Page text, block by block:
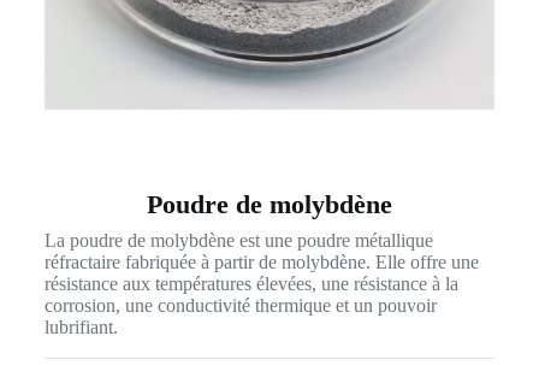
Poudre de molybdène
La poudre de molybdène est une poudre métallique
réfractaire fabriquée à partir de molybdène. Elle offre une
résistance aux températures élevées, une résistance à la
corrosion, une conductivité thermique et un pouvoir
lubrifiant.